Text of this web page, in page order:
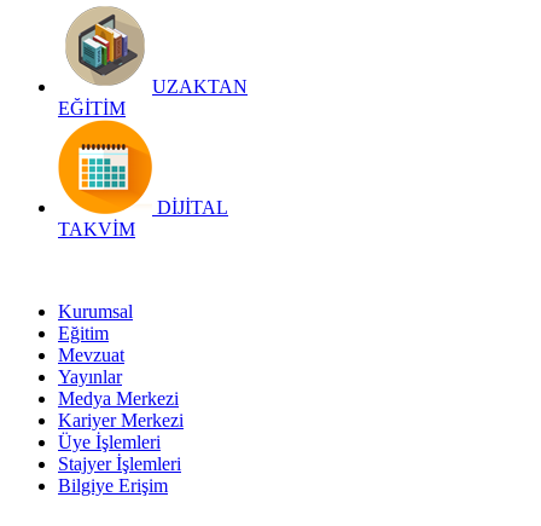
UZAKTAN
EĞİTİM
DİJİTAL
TAKVİM
Kurumsal
Eğitim
Mevzuat
Yayınlar
Medya Merkezi
Kariyer Merkezi
Üye İşlemleri
Stajyer İşlemleri
Bilgiye Erişim